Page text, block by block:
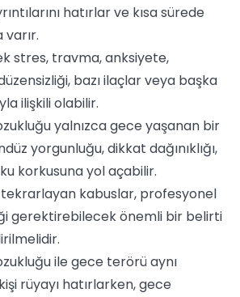
hatırlar ve kısa sürede
stres, travma, anksiyete,
bazı ilaçlar veya başka
ilişkili olabilir.
yalnızca gece yaşanan bir
yorgunluğu, dikkat dağınıklığı,
korkusuna yol açabilir.
kabuslar, profesyonel
gerektirebilecek önemli bir belirti
ile gece terörü aynı
rüyayı hatırlarken, gece